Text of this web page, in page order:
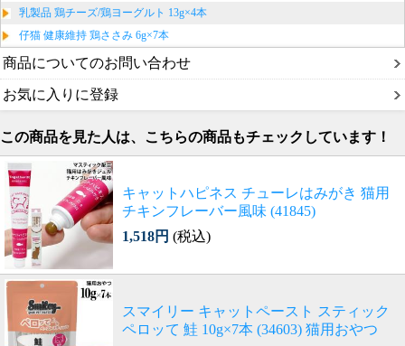
乳製品 鶏チーズ/鶏ヨーグルト 13g×4本
仔猫 健康維持 鶏ささみ 6g×7本
商品についてのお問い合わせ
お気に入りに登録
この商品を見た人は、こちらの商品もチェックしています！
キャットハピネス チューレはみがき 猫用
チキンフレーバー風味 (41845)
1,518円 (税込)
スマイリー キャットペースト スティック
ペロッて 鮭 10g×7本 (34603) 猫用おやつ